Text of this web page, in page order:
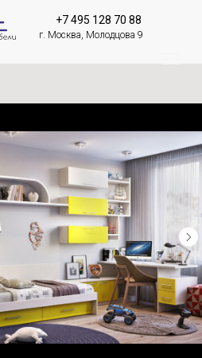
+7 495 128 70 88
г. Москва, Молодцова 9